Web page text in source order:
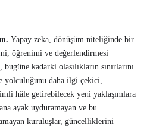
Yapay zeka, dönüşüm niteliğinde bir
öğrenimi ve değerlendirmesi
kadarki olasılıkların sınırlarını
yolculuğunu daha ilgi çekici,
hâle getirebilecek yeni yaklaşımlara
ayak uyduramayan ve bu
kuruluşlar, güncelliklerini